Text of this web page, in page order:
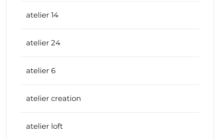
atelier 14
atelier 24
atelier 6
atelier creation
atelier loft